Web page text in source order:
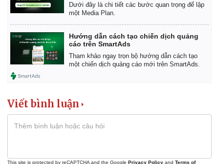
Dưới đây là chi tiết các bước quan trọng để lập
một Media Plan.
Hướng dẫn cách tạo chiến dịch quảng
cáo trên SmartAds
Tham khảo ngay trọn bộ hướng dẫn cách tạo
một chiến dịch quảng cáo mới trên SmartAds.
Viết bình luận
This site is protected by reCAPTCHA and the Google Privacy Policy and Terms of